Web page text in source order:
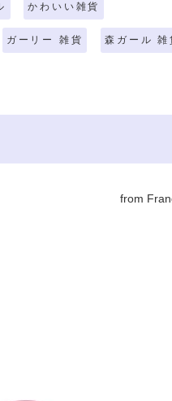
かわいい雑貨
ガーリー 雑貨 森ガール 雑
from